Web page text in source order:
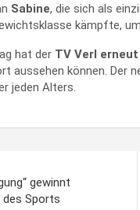
Sabine, die sich als
kämpfte,
hat der TV Verl
aussehen können. Der
jeden Alters.
gewinnt
des Sports